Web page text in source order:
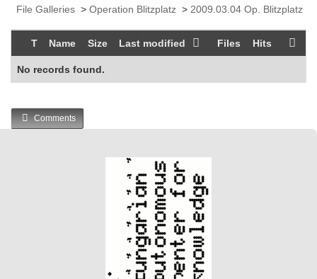
File Galleries > Operation Blitzplatz > 2009.03.04 Op. Blitzplatz
T Name Size Last modified Files Hits
No records found.
Comments